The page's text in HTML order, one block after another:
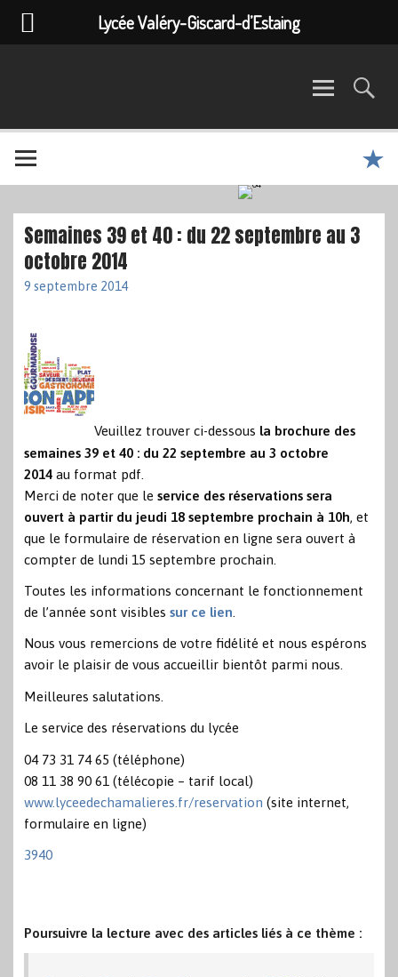
Semaines 39 et 40 : du 22 septembre au 3
octobre 2014
9 septembre 2014
Veuillez trouver ci-dessous la brochure des
semaines 39 et 40 : du 22 septembre au 3 octobre
2014au format pdf.
Merci de noter que le service des réservations sera
ouvert à partir du jeudi 18 septembre prochain à 10h, et
que le formulaire de réservation en ligne sera ouvert à
compter de lundi 15 septembre prochain.
Toutes les informations concernant le fonctionnement
de l’année sont visibles sur ce lien
Nous vous remercions de votre fidélité et nous espérons
avoir le plaisir de vous accueillir bientôt parmi nous.
Meilleures salutations.
Le service des réservations du lycée
04 73 31 74 65 (téléphone)
08 11 38 90 61 (télécopie – tarif local)
www.lyceedechamalieres.fr/reservation (site internet,
formulaire en ligne)
3940
Poursuivre la lecture avec des articles liés à ce thème :
Lycée Valéry-Giscard-d’Estaing